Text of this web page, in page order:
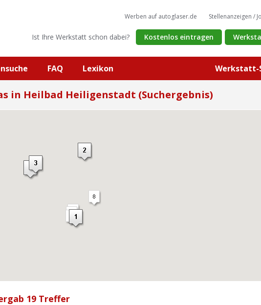
Werkstatt-
Werben auf autoglaser.de Stellenanzeigen /
Ist Ihre Werkstatt schon dabei? Kostenlos eintragen
FAQ Lexikon
in Heilbad Heiligenstadt (Suchergebnis)
19 Treffer